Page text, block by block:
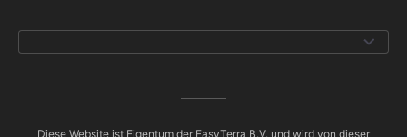
Diese Website ist Eigentum der EasyTerra B.V. und wird von dieser